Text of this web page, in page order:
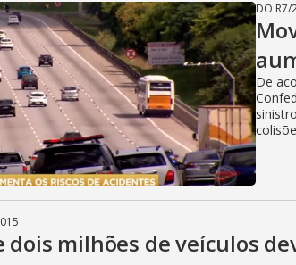
DO R7/
De
dois milhões de veículos